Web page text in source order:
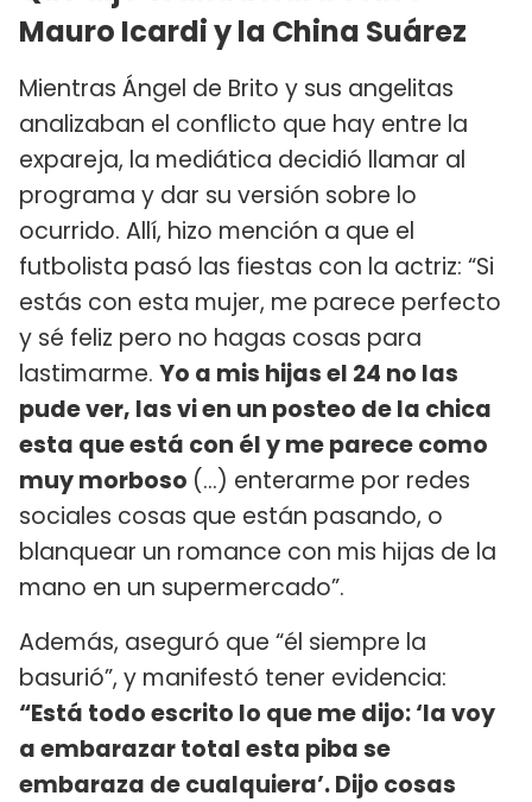
Mauro Icardi y la China Suárez
Mientras Ángel de Brito y sus angelitas
analizaban el conflicto que hay entre la
expareja, la mediática decidió llamar al
programa y dar su versión sobre lo
ocurrido. Allí, hizo mención a que el
futbolista pasó las fiestas con la actriz: “Si
estás con esta mujer, me parece perfecto
y sé feliz pero no hagas cosas para
lastimarme. Yo a mis hijas el 24 no las
pude ver, las vi en un posteo de la chica
esta que está con él y me parece como
muy morboso (…) enterarme por redes
sociales cosas que están pasando, o
blanquear un romance con mis hijas de la
mano en un supermercado”.
Además, aseguró que “él siempre la
basurió”, y manifestó tener evidencia:
“Está todo escrito lo que me dijo: ‘la voy
a embarazar total esta piba se
embaraza de cualquiera’. Dijo cosas